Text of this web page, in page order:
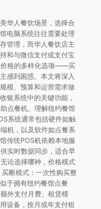
华人餐饮场景，选择合
电脑系统往往需要处理
管理，而华人餐饮店主
和与微信支付或支付宝
价格的多样化选项——买
感到困惑。本文将深入
模、预算和运营需求做
银系统中的关键功能，
点餐机。理解纽约餐馆
系统通常包括硬件如触
机，以及软件如点餐系
传统POS机依赖本地服
实时数据同步，适合早
论选择哪种，价格模式
断模式：一次性购买整
于拥有纽约餐馆点餐
外支付月费。租赁模
设备，按月或年支付租